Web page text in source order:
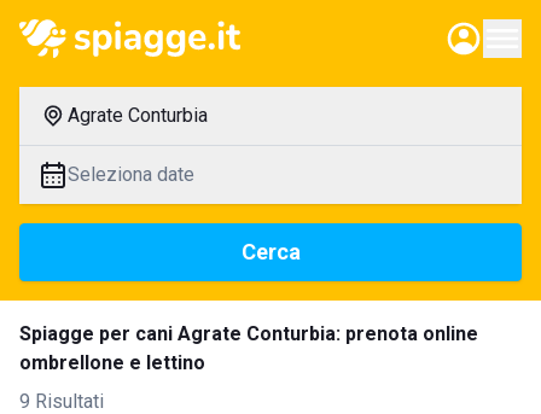
Agrate Conturbia
Seleziona date
Cerca
Spiagge per cani Agrate Conturbia: prenota online
ombrellone e lettino
9 Risultati